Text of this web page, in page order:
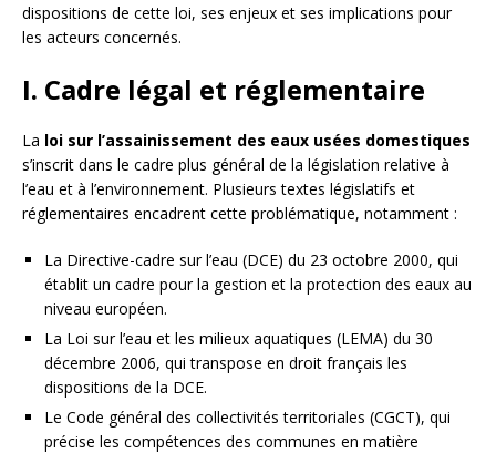
dispositions de cette loi, ses enjeux et ses implications pour
les acteurs concernés.
I. Cadre légal et réglementaire
La loi sur l’assainissement des eaux usées domestiques
s’inscrit dans le cadre plus général de la législation relative à
l’eau et à l’environnement. Plusieurs textes législatifs et
réglementaires encadrent cette problématique, notamment :
La Directive-cadre sur l’eau (DCE) du 23 octobre 2000, qui
établit un cadre pour la gestion et la protection des eaux au
niveau européen.
La Loi sur l’eau et les milieux aquatiques (LEMA) du 30
décembre 2006, qui transpose en droit français les
dispositions de la DCE.
Le Code général des collectivités territoriales (CGCT), qui
précise les compétences des communes en matière